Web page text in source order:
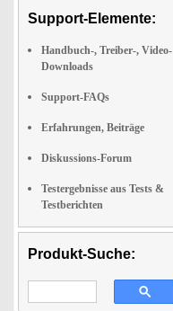
Support-Elemente:
Handbuch-, Treiber-, Video-
Downloads
Support-FAQs
Erfahrungen, Beiträge
Diskussions-Forum
Testergebnisse aus Tests &
Testberichten
Produkt-Suche: